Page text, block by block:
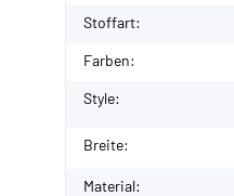
Stoffart:
Farben:
Style:
Breite:
Material: